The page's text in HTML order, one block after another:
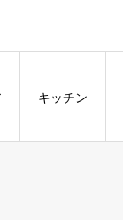
キッチン